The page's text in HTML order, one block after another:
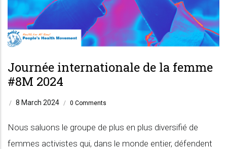
Journée internationale de la femme
#8M 2024
/ 8 March 2024 / 0 Comments
Nous saluons le groupe de plus en plus diversifié de
femmes activistes qui, dans le monde entier, défendent